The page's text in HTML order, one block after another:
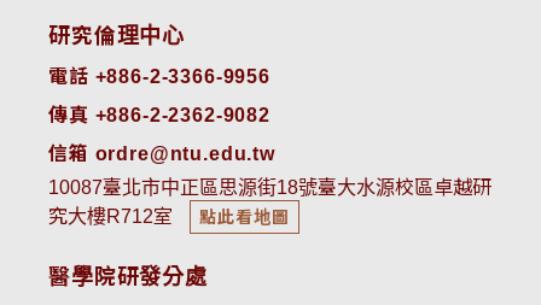
研究倫理中心
電話 +886-2-3366-9956
傳真 +886-2-2362-9082
信箱 ordre@ntu.edu.tw
10087臺北市中正區思源街18號臺大水源校區卓越研
究大樓R712室
點此看地圖
醫學院研發分處